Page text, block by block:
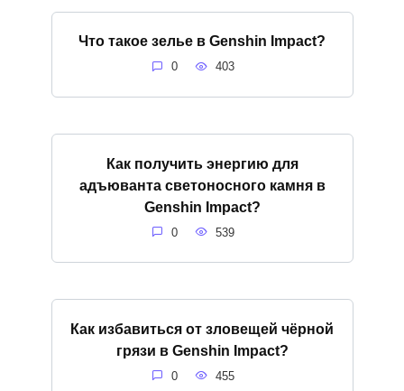
Что такое зелье в Genshin Impact?
0 403
Как получить энергию для
адъюванта светоносного камня в
Genshin Impact?
0 539
Как избавиться от зловещей чёрной
грязи в Genshin Impact?
0 455